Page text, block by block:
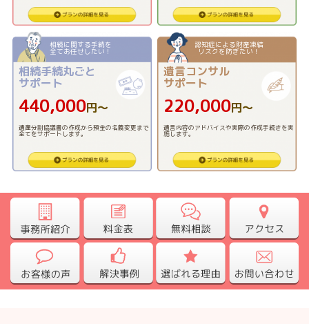
相続に関する手続を
全てお任せしたい！
相続手続丸ごと
サポート
440,000円〜
遺産分割協議書の作成から預金の名義変更まで
全てをサポートします。
認知症による財産凍結
リスクを防ぎたい！
遺言コンサル
サポート
220,000円〜
遺言内容のアドバイスや実際の作成手続きを実
施します。